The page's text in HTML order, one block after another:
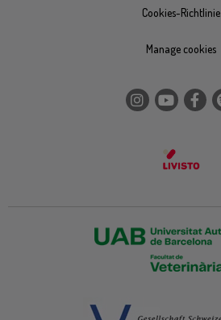
Cookies-Richtlinie
Manage cookies